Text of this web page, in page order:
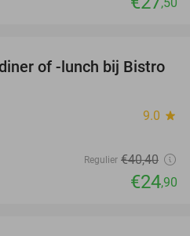
38%
of -lunch bij Bistro
9.0 star
Regulier €40,40
€24,90